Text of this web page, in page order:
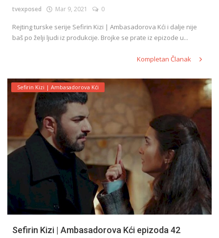
tvexposed Mar 9, 2021 0
Rejting turske serije Sefirin Kizi | Ambasadorova Kći i dalje nije
baš po želji ljudi iz produkcije. Brojke se prate iz epizode u...
Kompletan Članak
Sefirin Kizi | Ambasadorova Kći
Sefirin Kizi | Ambasadorova Kći epizoda 42